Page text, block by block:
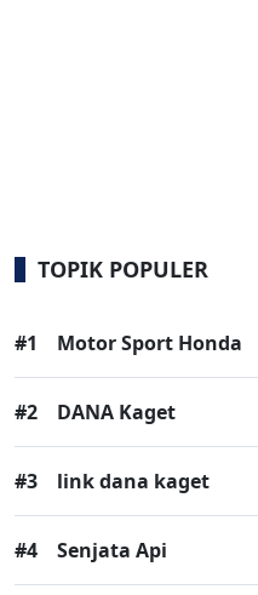
TOPIK POPULER
#1 Motor Sport Honda
#2 DANA Kaget
#3 link dana kaget
#4 Senjata Api